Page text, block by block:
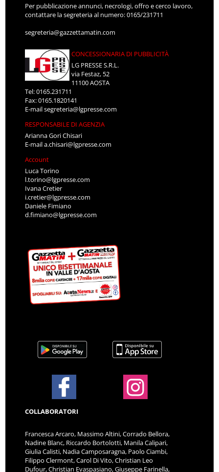
Per pubblicazione annunci, necrologi, offro e cerco lavoro,
contattare la segreteria al numero: 0165/231711
segreteria@gazzettamatin.com
CONCESSIONARIA DI PUBBLICITÀ
LG PRESSE S.R.L.
via Festaz, 52
11100 AOSTA
Tel: 0165.231711
Fax: 0165.1820141
E-mailsegreteria@lgpresse.com
RESPONSABILE DI AGENZIA
Arianna Gori Chisari
E-maila.chisari@lgpresse.com
Account
Luca Torino
l.torino@lgpresse.com
Ivana Cretier
i.cretier@lgpresse.com
Daniele Fimiano
d.fimiano@lgpresse.com
COLLABORATORI
Francesca Arcaro, Massimo Altini, Corrado Bellora,
Nadine Blanc, Riccardo Bortolotti, Manila Calipari,
Giulia Calisti, Nadia Camposaragna, Paolo Ciambi,
Filippo Clermont, Carol Di Vito, Christian Leo
Dufour, Christian Evaspasiano, Giuseppe Farinella,